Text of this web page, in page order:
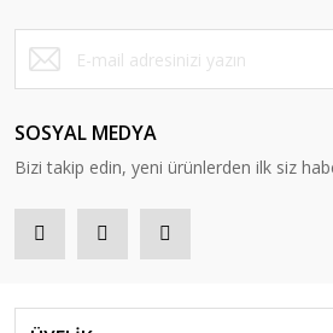
SOSYAL MEDYA
Bizi takip edin, yeni ürünlerden ilk siz